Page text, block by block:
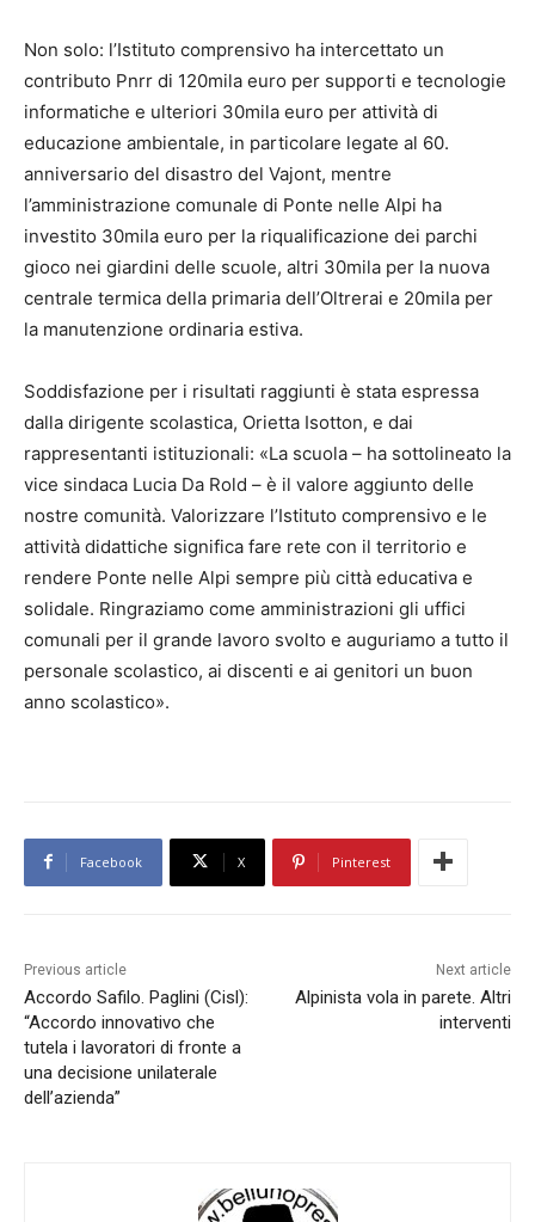
Non solo: l’Istituto comprensivo ha intercettato un
contributo Pnrr di 120mila euro per supporti e tecnologie
informatiche e ulteriori 30mila euro per attività di
educazione ambientale, in particolare legate al 60.
anniversario del disastro del Vajont, mentre
l’amministrazione comunale di Ponte nelle Alpi ha
investito 30mila euro per la riqualificazione dei parchi
gioco nei giardini delle scuole, altri 30mila per la nuova
centrale termica della primaria dell’Oltrerai e 20mila per
la manutenzione ordinaria estiva.
Soddisfazione per i risultati raggiunti è stata espressa
dalla dirigente scolastica, Orietta Isotton, e dai
rappresentanti istituzionali: «La scuola – ha sottolineato la
vice sindaca Lucia Da Rold – è il valore aggiunto delle
nostre comunità. Valorizzare l’Istituto comprensivo e le
attività didattiche significa fare rete con il territorio e
rendere Ponte nelle Alpi sempre più città educativa e
solidale. Ringraziamo come amministrazioni gli uffici
comunali per il grande lavoro svolto e auguriamo a tutto il
personale scolastico, ai discenti e ai genitori un buon
anno scolastico».
Facebook X Pinterest
Previous article
Accordo Safilo. Paglini (Cisl):
“Accordo innovativo che
tutela i lavoratori di fronte a
una decisione unilaterale
dell’azienda”
Next article
Alpinista vola in parete. Altri
interventi